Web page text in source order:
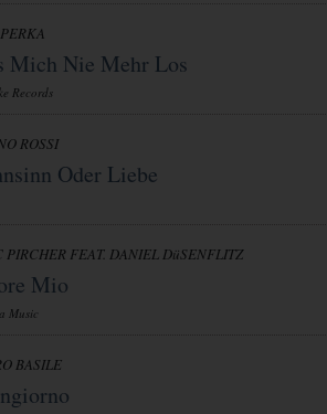
Mich Nie Mehr Los
Records
ROSSI
Oder Liebe
PIRCHER FEAT. DANIEL DüSENFLITZ
Mio
Music
BASILE